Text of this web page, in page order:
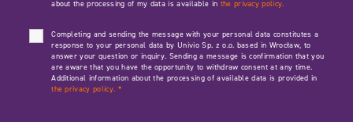
about the processing of my data is available in the privacy policy.
Completing and sending the message with your personal data constitutes a
response to your personal data by Univio Sp. z o.o. based in Wrocław, to
answer your question or inquiry. Sending a message is confirmation that you
are aware that you have the opportunity to withdraw consent at any time.
Additional information about the processing of available data is provided in
the privacy policy. *